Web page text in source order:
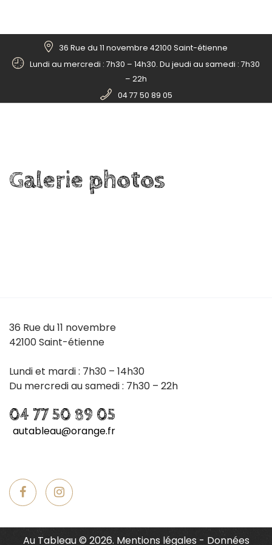
36 Rue du 11 novembre 42100 Saint-étienne
Lundi au mercredi : 7h30 – 14h30. Du jeudi au samedi : 7h30
– 22h
04 77 50 89 05
Galerie photos
36 Rue du 11 novembre
42100 Saint-étienne
Lundi et mardi : 7h30 – 14h30
Du mercredi au samedi : 7h30 – 22h
04 77 50 89 05
autableau@orange.fr
Au Tableau©2026. Mentions légales - Données